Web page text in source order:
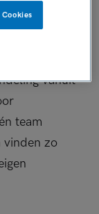
ACT-
vanuit
team
vinden zo